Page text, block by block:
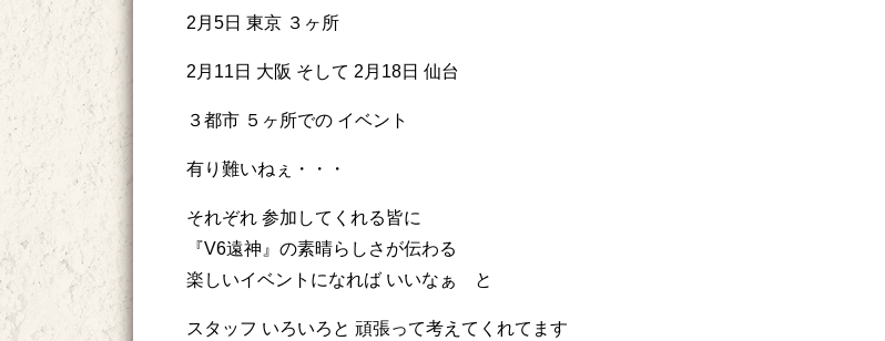
2月5日 東京 ３ヶ所
2月11日 大阪 そして 2月18日 仙台
３都市 ５ヶ所での イベント
有り難いねぇ・・・
それぞれ 参加してくれる皆に
『V6遠神』の素晴らしさが伝わる
楽しいイベントになれば いいなぁ と
スタッフ いろいろと 頑張って考えてくれてます